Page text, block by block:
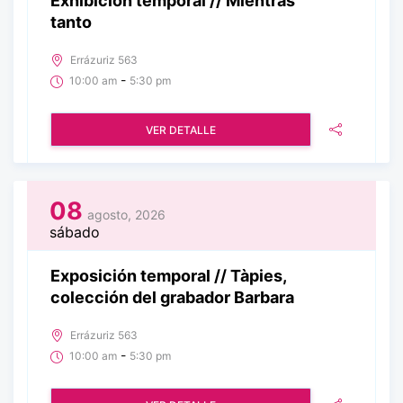
tanto
Errázuriz 563
10:00 am - 5:30 pm
VER DETALLE
08 agosto, 2026
sábado
Exposición temporal // Tàpies,
colección del grabador Barbara
Errázuriz 563
10:00 am - 5:30 pm